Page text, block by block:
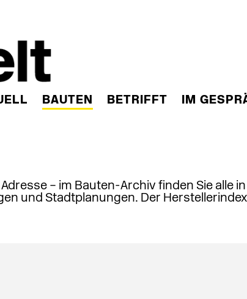
BAUTEN BETRIFFT IM
– im Bauten-Archiv finden Sie alle
und Stadtplanungen. Der